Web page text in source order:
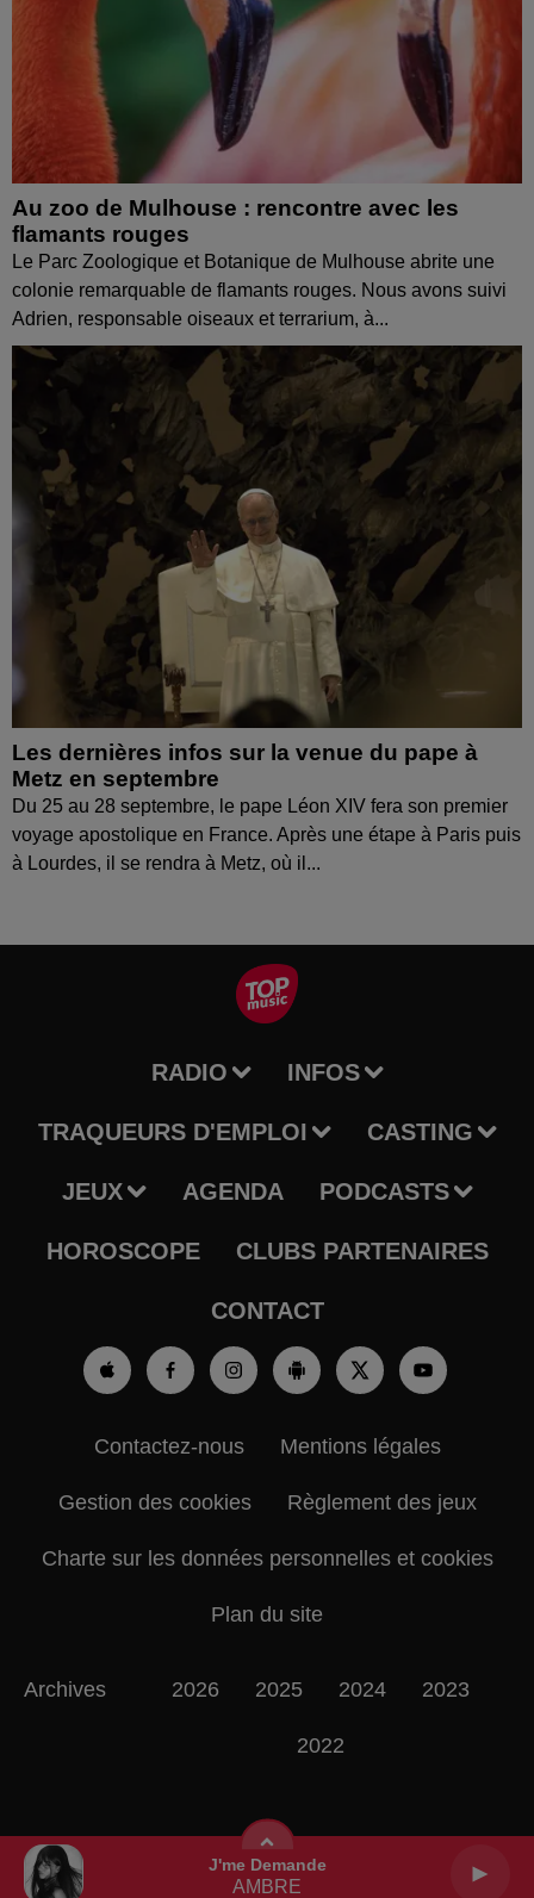
J'me Demande
AMBRE
Au zoo de Mulhouse : rencontre avec les
flamants rouges
Le Parc Zoologique et Botanique de Mulhouse abrite une
colonie remarquable de flamants rouges. Nous avons suivi
Adrien, responsable oiseaux et terrarium, à...
Les dernières infos sur la venue du pape à
Metz en septembre
Du 25 au 28 septembre, le pape Léon XIV fera son premier
voyage apostolique en France. Après une étape à Paris puis
à Lourdes, il se rendra à Metz, où il...
RADIO INFOS
TRAQUEURS D'EMPLOI CASTING
JEUX AGENDA PODCASTS
HOROSCOPE CLUBS PARTENAIRES
CONTACT
Contactez-nous Mentions légales
Gestion des cookies Règlement des jeux
Charte sur les données personnelles et cookies
Plan du site
Archives 2026 2025 2024 2023
2022